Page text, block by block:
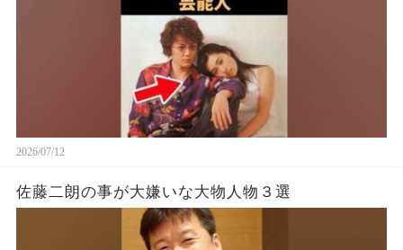
2026/07/12
佐藤二朗の事が大嫌いな大物人物３選